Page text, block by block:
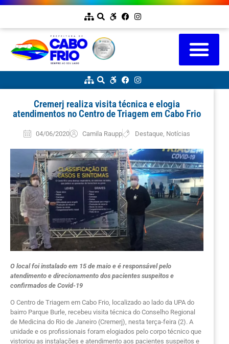
Cremerj realiza visita técnica e elogia
atendimentos no Centro de Triagem em Cabo Frio
04/06/2020 Camila Raupp Destaque, Notícias
O local foi instalado em 15 de maio e é responsável pelo
atendimento e direcionamento dos pacientes suspeitos e
confirmados de Covid-19
O Centro de Triagem em Cabo Frio, localizado ao lado da UPA do
bairro Parque Burle, recebeu visita técnica do Conselho Regional
de Medicina do Rio de Janeiro (Cremerj), nesta terça-feira (2). A
unidade e os profissionais foram elogiados pelo corpo técnico que
vistoriou as instalações e atendimento aos pacientes suspeitos e